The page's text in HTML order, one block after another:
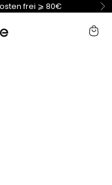
frei ⩾ 80€